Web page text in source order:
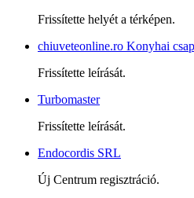
Frissítette helyét a térképen.
chiuveteonline.ro Konyhai
Frissítette leírását.
Turbomaster
Frissítette leírását.
Endocordis SRL
Új Centrum regisztráció.